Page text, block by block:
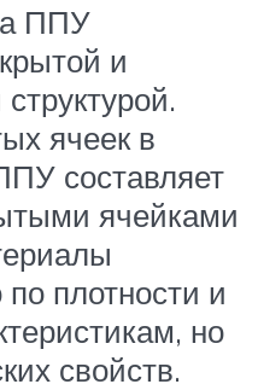
ППУ
и
ячеек в
составляет
ячейками
по плотности и
но
свойств.